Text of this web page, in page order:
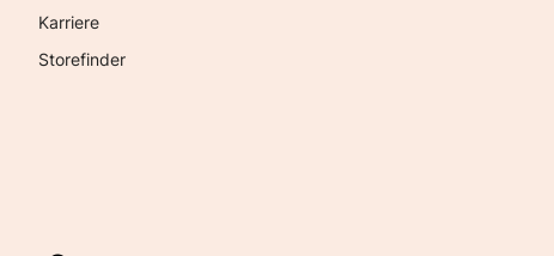
Karriere
Storefinder